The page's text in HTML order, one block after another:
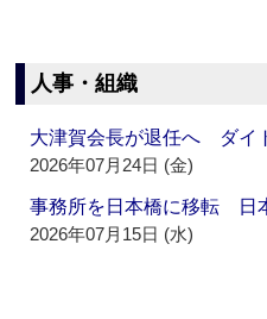
人事・組織
大津賀会長が退任へ ダイ
2026年07月24日 (金)
事務所を日本橋に移転 日
2026年07月15日 (水)